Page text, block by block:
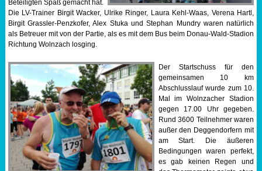
Beteiligten Spaß gemacht hat.
Die LV-Trainer Birgit Wacker, Ulrike Ringer, Laura Kehl-Waas, Verena Hartl,
Birgit Grassler-Penzkofer, Alex Stuka und Stephan Mundry waren natürlich
als Betreuer mit von der Partie, als es mit dem Bus beim Donau-Wald-Stadion
Richtung Wolnzach losging.
Der Startschuss für den
gemeinsamen 10 km
Abschlusslauf wurde zum 10.
Mal im Wolnzacher Stadion
gegen 17.00 Uhr gegeben.
Rund 3600 Teilnehmer waren
außer den Deggendorfern mit
am Start. Die äußeren
Bedingungen waren perfekt,
es gab keinen Regen und